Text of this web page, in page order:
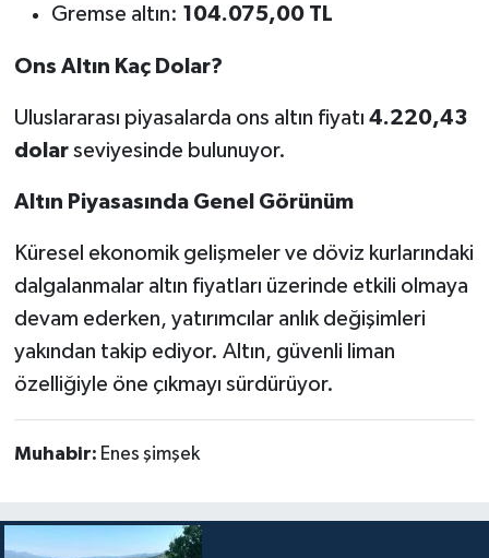
Gremse altın: 104.075,00 TL
Ons Altın Kaç Dolar?
Uluslararası piyasalarda ons altın fiyatı 4.220,43
dolarseviyesinde bulunuyor.
Altın Piyasasında Genel Görünüm
Küresel ekonomik gelişmeler ve döviz kurlarındaki
dalgalanmalar altın fiyatları üzerinde etkili olmaya
devam ederken, yatırımcılar anlık değişimleri
yakından takip ediyor. Altın, güvenli liman
özelliğiyle öne çıkmayı sürdürüyor.
Muhabir: Enes şimşek